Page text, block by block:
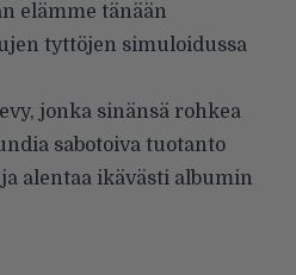
elämme tänään
tyttöjen simuloidussa
jonka sinänsä rohkea
sabotoiva tuotanto
alentaa ikävästi albumin